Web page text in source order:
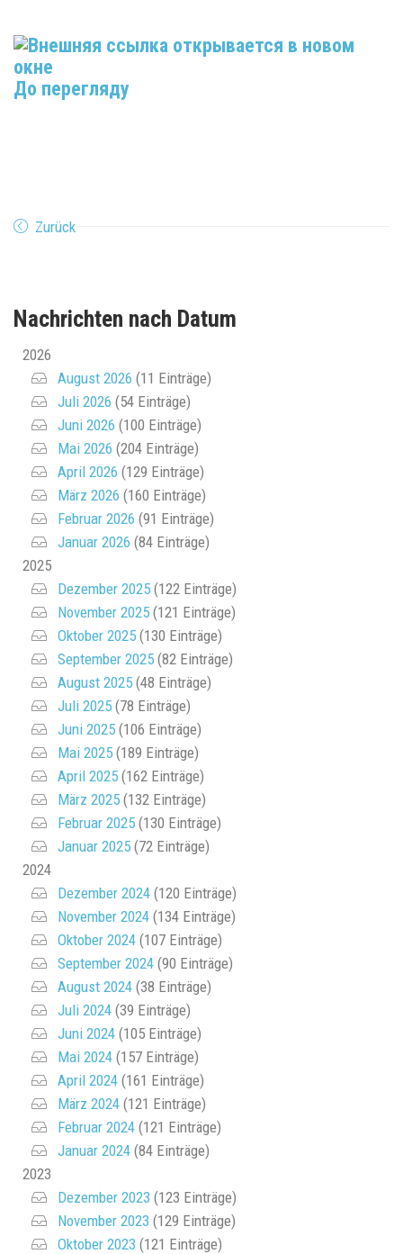
До перегляду
Zurück
Nachrichten nach Datum
2026
August 2026 (11 Einträge)
Juli 2026 (54 Einträge)
Juni 2026 (100 Einträge)
Mai 2026 (204 Einträge)
April 2026 (129 Einträge)
März 2026 (160 Einträge)
Februar 2026 (91 Einträge)
Januar 2026 (84 Einträge)
2025
Dezember 2025 (122 Einträge)
November 2025 (121 Einträge)
Oktober 2025 (130 Einträge)
September 2025 (82 Einträge)
August 2025 (48 Einträge)
Juli 2025 (78 Einträge)
Juni 2025 (106 Einträge)
Mai 2025 (189 Einträge)
April 2025 (162 Einträge)
März 2025 (132 Einträge)
Februar 2025 (130 Einträge)
Januar 2025 (72 Einträge)
2024
Dezember 2024 (120 Einträge)
November 2024 (134 Einträge)
Oktober 2024 (107 Einträge)
September 2024 (90 Einträge)
August 2024 (38 Einträge)
Juli 2024 (39 Einträge)
Juni 2024 (105 Einträge)
Mai 2024 (157 Einträge)
April 2024 (161 Einträge)
März 2024 (121 Einträge)
Februar 2024 (121 Einträge)
Januar 2024 (84 Einträge)
2023
Dezember 2023 (123 Einträge)
November 2023 (129 Einträge)
Oktober 2023 (121 Einträge)